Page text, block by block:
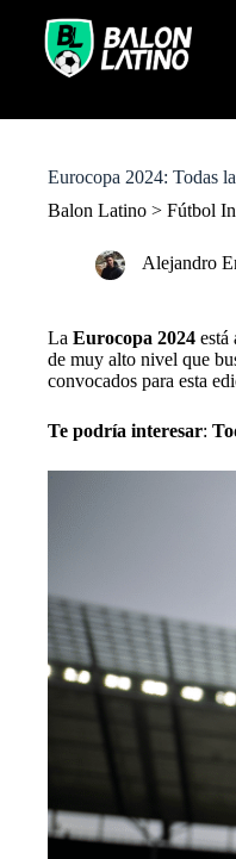
o
Eurocopa 2024: Todas
Balon Latino > Fútbol
Alejandro
La Eurocopa 2024 está
de muy alto nivel que
convocados para esta
Te podría interesar: